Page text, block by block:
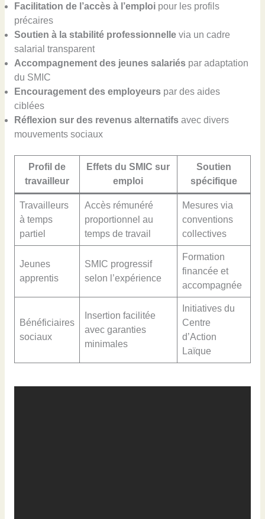
Facilitation de l’accès à l’emploipour les profils
précaires
Soutien à la stabilité professionnellevia un cadre
salarial transparent
Accompagnement des jeunes salariéspar adaptation
du SMIC
Encouragement des employeurspar des aides
ciblées
Réflexion sur des revenus alternatifsavec divers
mouvements sociaux
Profil de
travailleur
Effets du SMIC sur
emploi
Soutien
spécifique
Travailleurs
à temps
partiel
Accès rémunéré
proportionnel au
temps de travail
Mesures via
conventions
collectives
Jeunes
apprentis
SMIC progressif
selon l’expérience
Formation
financée et
accompagnée
Bénéficiaires
sociaux
Insertion facilitée
avec garanties
minimales
Initiatives du
Centre
d’Action
Laïque